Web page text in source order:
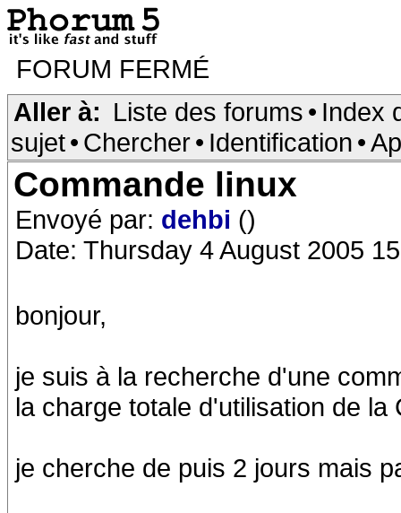
FORUM FERMÉ
Aller à: Liste des forums • Index
sujet• Chercher• Identification •
Commande linux
Envoyé par: dehbi ()
Date: Thursday 4 August 2005
bonjour,
je suis à la recherche d'une
la charge totale d'utilisation de
je cherche de puis 2 jours mais